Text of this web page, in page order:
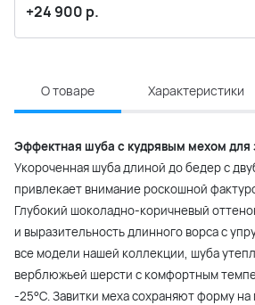
+24 900 р.
О товаре Характеристики
Эффектная шуба с кудрявым мехом для
Укороченная шуба длиной до бедер с
привлекает внимание роскошной
Глубокий шоколадно-коричневый
и выразительность длинного ворса с
все модели нашей коллекции, шуба
верблюжьей шерсти с комфортным
-25°С. Завитки меха сохраняют форму на